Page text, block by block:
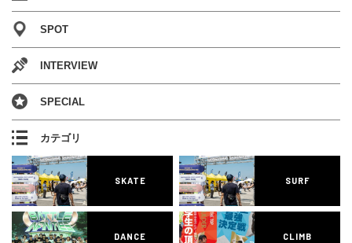
SPOT
INTERVIEW
SPECIAL
カテゴリ
SKATE SURF
DANCE CLIMB